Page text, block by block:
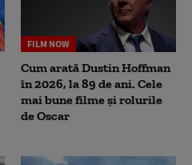
FILM NOW
Cum arată Dustin Hoffman
în 2026, la 89 de ani. Cele
mai bune filme și rolurile
de Oscar